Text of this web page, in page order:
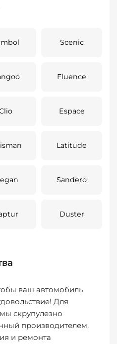
Scenic
Fluence
Espace
Latitude
Sandero
Duster
ваш автомобиль
Для
скрупулезно
производителем,
и ремонта